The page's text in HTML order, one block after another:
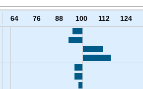
64 76 88 100 112 124